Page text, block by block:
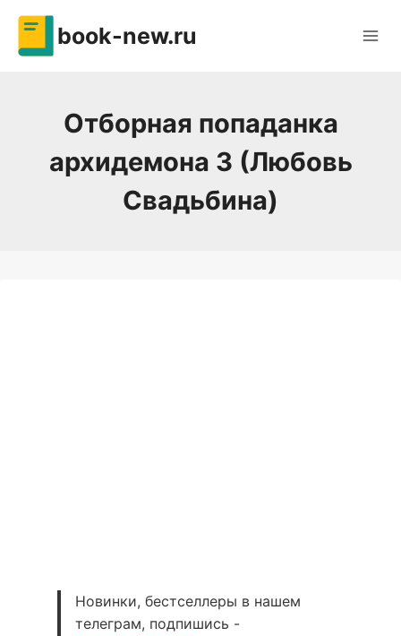
Перейти
содержимому
book-new.ru
Отборная попаданка
архидемона 3 (Любовь
Свадьбина)
Новинки, бестселлеры в нашем
телеграм, подпишись -